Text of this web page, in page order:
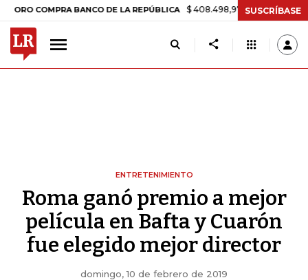
BANCO DE LA REPÚBLICA $ 408.498,97 +$ 8.753,81 +2,19%
SUSCRÍBASE
ENTRETENIMIENTO
Roma ganó premio a mejor
película en Bafta y Cuarón
fue elegido mejor director
domingo, 10 de febrero de 2019